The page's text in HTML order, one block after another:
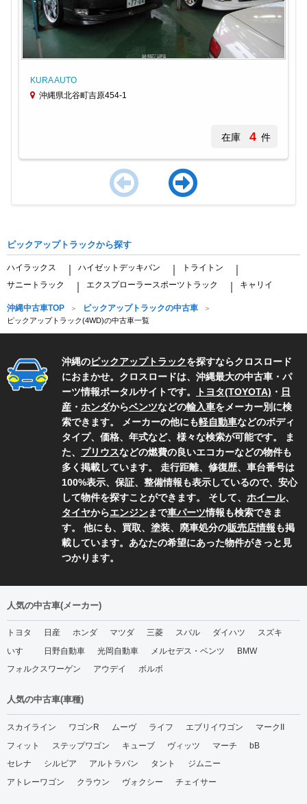
KURA AUTO
沖縄県北谷町吉原454-1
在庫 4 件
4
ピックアップトラックから探す
ハイラックス ハイゼットデッキバン トライトン
サニートラック エクスプローラースポーツトラック キャリイ
沖縄中古車TOP ピックアップトラックの中古車
ピックアップトラック(4WD)の中古車一覧
沖縄のピックアップトラックを探すならクロスロード
におまかせ。クロスロードは、沖縄最大の中古車・パ
ーツ情報ポータルサイトです。
トヨタ(TOYOTA) ・ 日
産 ・ ホンダからベンツなどの輸入車をメーカー別に検
索できます。 メーカーの他にも軽自動車などのボディ
タイプ、価格、年式など、様々な検索が可能です。 ま
た、 プリウスなどの燃費の良いエコカーなどの物件も
多く掲載しています。 走行距離、修復歴、車台番号は
100%表示、保証、整備情報も表示しているので、安心
して物件を探すことができます。 そして、 ホイール、
タイヤからエンジンまで車パーツ情報も検索できま
す。 他にも、買取、塗装、廃車処分の販売店情報も掲
載しています。あなたの希望にあった物件がきっと見
つかります。
人気の中古車(メーカー)
トヨタ 日産 ホンダ マツダ 三菱 スバル ダイハツ
スズキ
いすゞ
日野自動車 光岡自動車 メルセデス・ベンツ
BMW
フォルクスワーゲン
アウデイ ボルボ
人気の中古車(車種)
スカイライン ワゴンR ムーヴ ライフ エブリイワゴン
マークII
フィット
ステップワゴン キューブ ヴィッツ マーチ
bB
セレナ
シルビア アルトラパン タント
ジムニー
アトレーワゴン
クラウン ヴォクシー チェイサー